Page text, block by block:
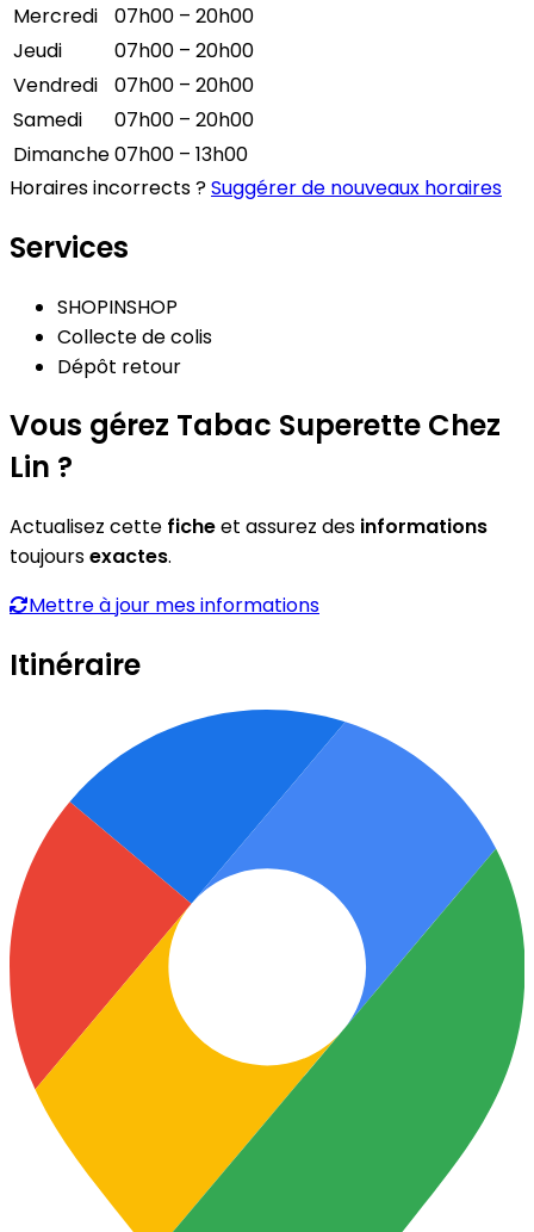
Mercredi
07h00 – 20h00
Jeudi
07h00 – 20h00
Vendredi
07h00 – 20h00
Samedi
07h00 – 20h00
Dimanche07h00 – 13h00
Horaires incorrects ?Suggérer de nouveaux horaires
Services
SHOPINSHOP
Collecte de colis
Dépôt retour
Vous gérez Tabac Superette Chez
Lin ?
Actualisez cette ficheet assurez des informations
toujoursexactes.
Mettre à jour mes informations
Itinéraire